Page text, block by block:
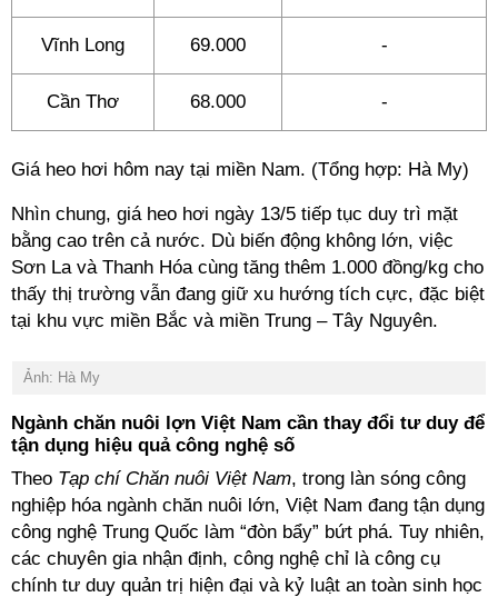
Vĩnh Long 69.000 -
Cần Thơ 68.000 -
Giá heo hơi hôm nay tại miền Nam. (Tổng hợp: Hà My)
Nhìn chung, giá heo hơi ngày 13/5 tiếp tục duy trì mặt
bằng cao trên cả nước. Dù biến động không lớn, việc
Sơn La và Thanh Hóa cùng tăng thêm 1.000 đồng/kg cho
thấy thị trường vẫn đang giữ xu hướng tích cực, đặc biệt
tại khu vực miền Bắc và miền Trung – Tây Nguyên.
Ảnh: Hà My
Ngành chăn nuôi lợn Việt Nam cần thay đổi tư duy để
tận dụng hiệu quả công nghệ số
Theo Tạp chí Chăn nuôi Việt Nam, trong làn sóng công
nghiệp hóa ngành chăn nuôi lớn, Việt Nam đang tận dụng
công nghệ Trung Quốc làm “đòn bẩy” bứt phá. Tuy nhiên,
các chuyên gia nhận định, công nghệ chỉ là công cụ
chính tư duy quản trị hiện đại và kỷ luật an toàn sinh học